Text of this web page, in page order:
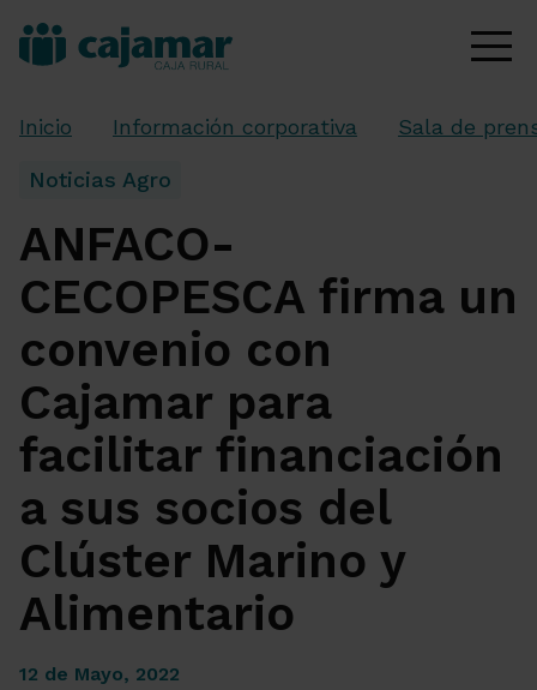
Inicio Información corporativa Sala de
Noticias Agro
ANFACO-
CECOPESCA firma un
convenio con
Cajamar para
facilitar financiación
a sus socios del
Clúster Marino y
Alimentario
12 de Mayo, 2022